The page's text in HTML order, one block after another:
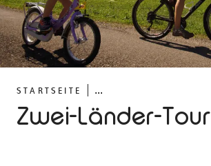
STARTSEITE ...
Zwei-Länder-Tour